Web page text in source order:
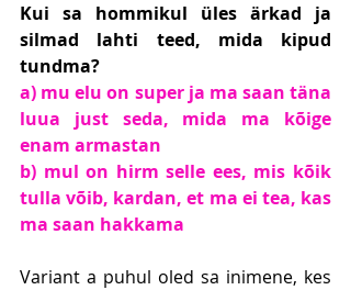
Kui sa hommikul üles ärkad ja
silmad lahti teed, mida kipud
tundma?
a) mu elu on super ja ma saan täna
luua just seda, mida ma kõige
enam armastan
b) mul on hirm selle ees, mis kõik
tulla võib, kardan, et ma ei tea, kas
ma saan hakkama
Variant a puhul oled sa inimene, kes